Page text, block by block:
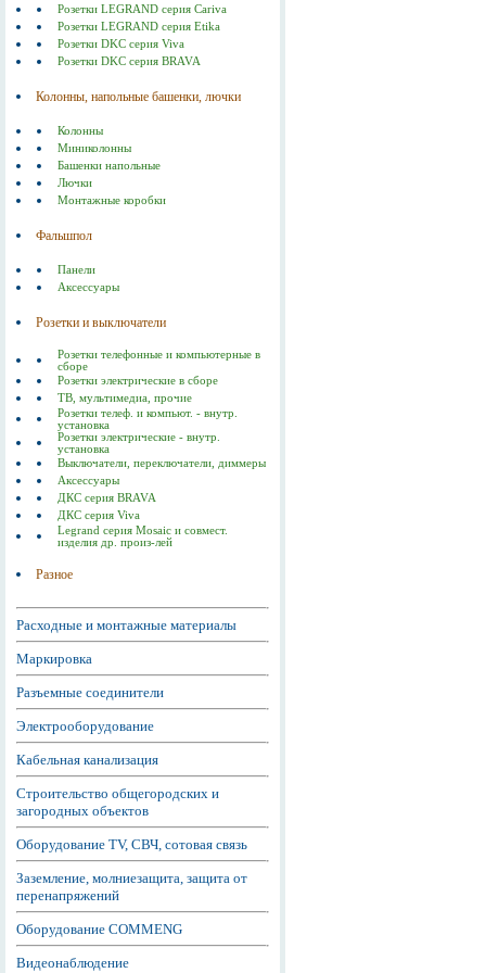
Розетки LEGRAND серия Cariva
Розетки LEGRAND серия Etika
Розетки DKC серия Viva
Розетки DKC серия BRAVA
Колонны, напольные башенки, лючки
Колонны
Миниколонны
Башенки напольные
Лючки
Монтажные коробки
Фальшпол
Панели
Аксессуары
Розетки и выключатели
Розетки телефонные и компьютерные в
сборе
Розетки электрические в сборе
ТВ, мультимедиа, прочие
Розетки телеф. и компьют. - внутр.
установка
Розетки электрические - внутр.
установка
Выключатели, переключатели, диммеры
Аксессуары
ДКС серия BRAVA
ДКС серия Viva
Legrand серия Mosaic и совмест.
изделия др. произ-лей
Разное
Расходные и монтажные материалы
Маркировка
Разъемные соединители
Электрооборудование
Кабельная канализация
Строительство общегородских и
загородных объектов
Оборудование TV, СВЧ, сотовая связь
Заземление, молниезащита, защита от
перенапряжений
Оборудование COMMENG
Видеонаблюдение